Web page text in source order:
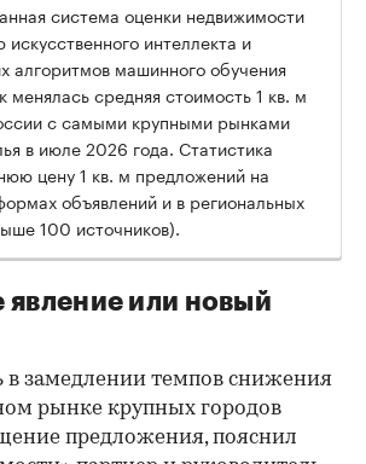
/ 00:00
система оценки недвижимости
интеллекта и
алгоритмов машинного обучения
менялась средняя стоимость 1 кв. м
с самыми крупными рынками
в июле 2026 года. Статистика
цену 1 кв. м предложений на
объявлений и в региональных
100 источников).
явление или новый
в замедлении темпов снижения
рынке крупных городов
предложения, пояснил